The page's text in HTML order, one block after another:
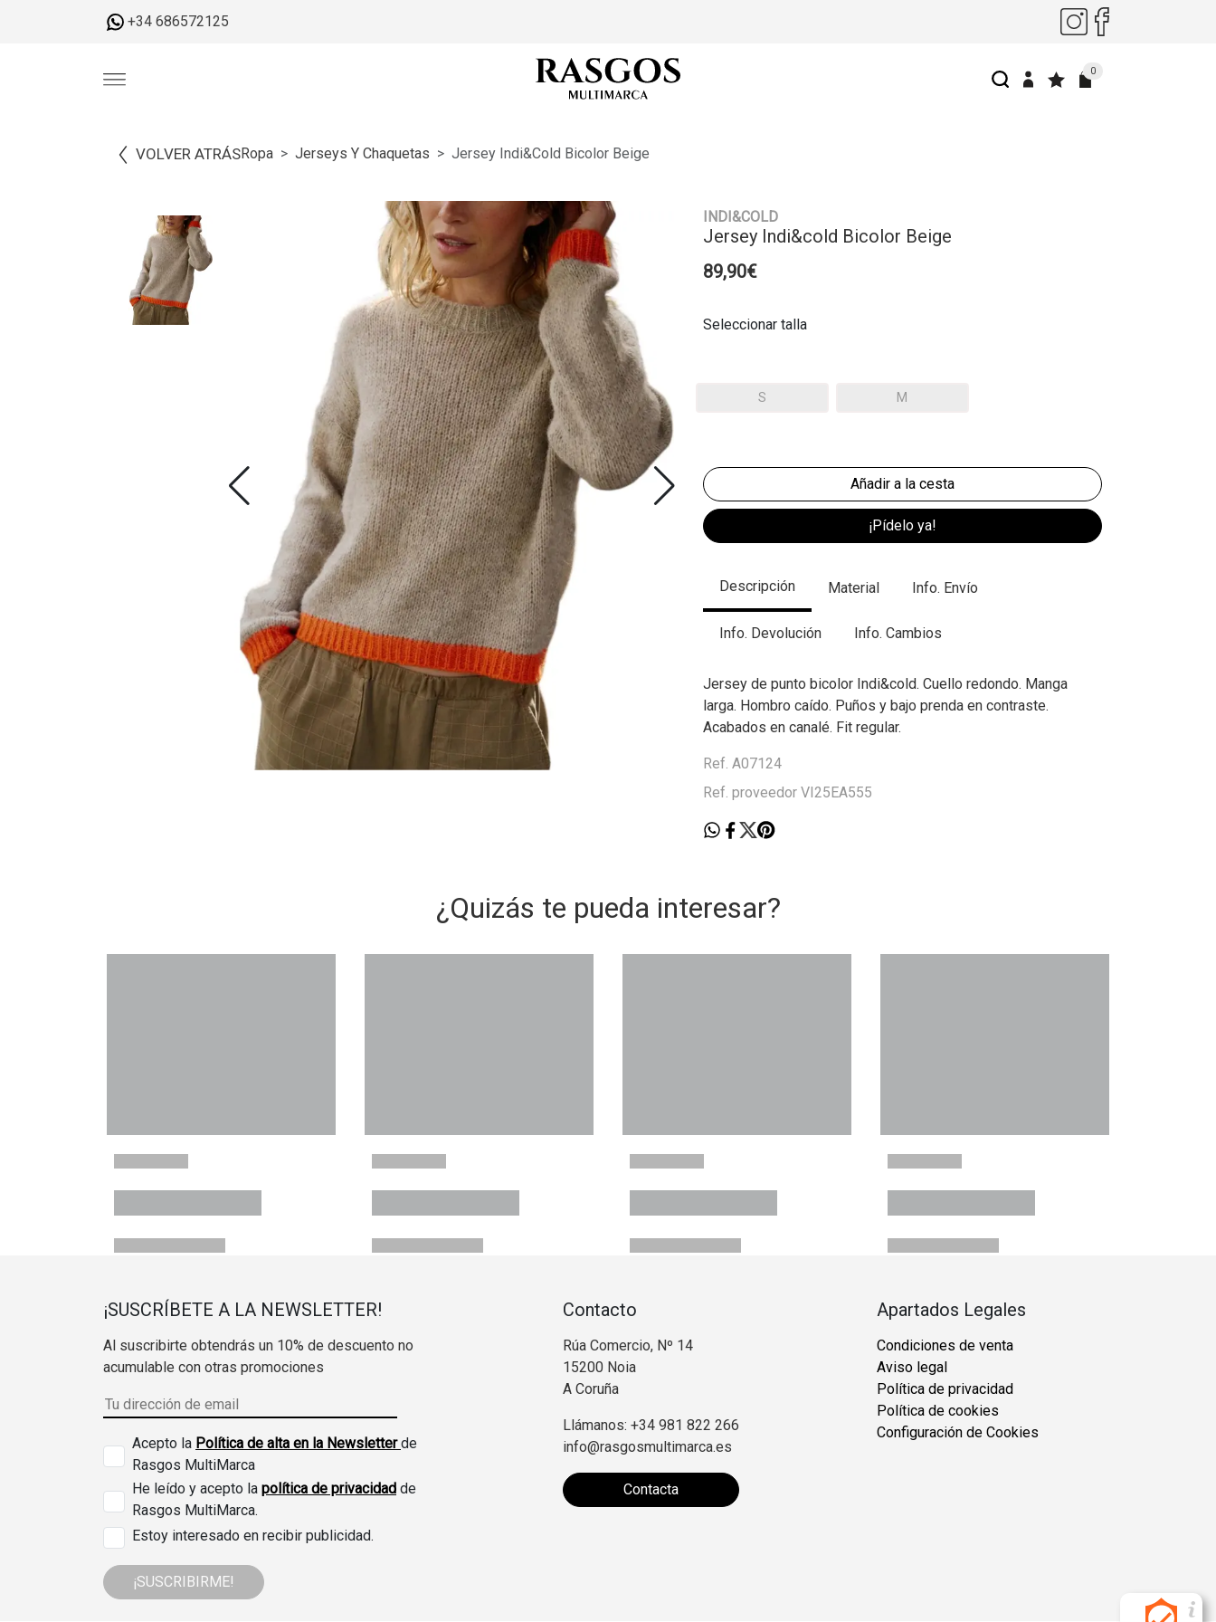
+34 686572125
0
VOLVER ATRÁSRopa Jerseys Y Chaquetas Jersey Indi&cold Bicolor Beige
INDI&COLD
Jersey Indi&cold Bicolor Beige
89,90€
Seleccionar talla
S M
¡Pídelo ya!
Descripción Material Info. Envío
Info. Devolución Info. Cambios
Jersey de punto bicolor Indi&cold. Cuello redondo. Manga
larga. Hombro caído. Puños y bajo prenda en contraste.
Acabados en canalé. Fit regular.
Ref. A07124
Ref. proveedor VI25EA555
¿Quizás te pueda interesar?
¡SUSCRÍBETE A LA NEWSLETTER!
Al suscribirte obtendrás un 10% de descuento no
acumulable con otras promociones
Acepto la Política de alta en la Newsletterde
Rasgos MultiMarca
He leído y acepto la política de privacidad de
Rasgos MultiMarca.
Estoy interesado en recibir publicidad.
¡SUSCRIBIRME!
Contacto
Rúa Comercio, Nº 14
15200 Noia
A Coruña
Llámanos: +34 981 822 266
info@rasgosmultimarca.es
Contacta
Apartados Legales
Condiciones de venta
Aviso legal
Política de privacidad
Política de cookies
Configuración de Cookies